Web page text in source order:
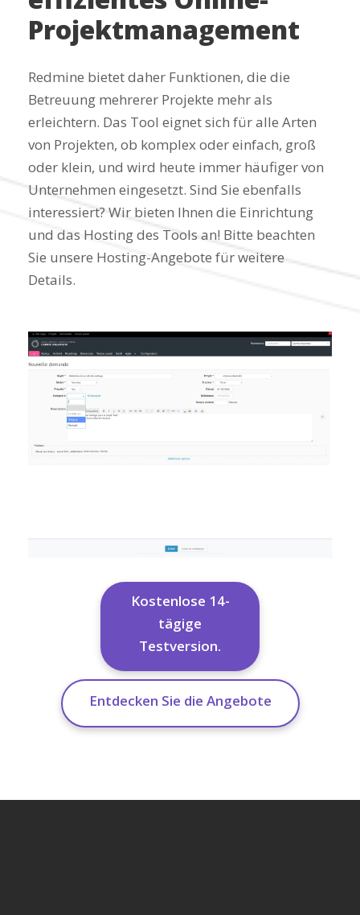
Projektmanagement
Redmine bietet daher Funktionen, die die
Betreuung mehrerer Projekte mehr als
erleichtern. Das Tool eignet sich für alle Arten
von Projekten, ob komplex oder einfach, groß
oder klein, und wird heute immer häufiger von
Unternehmen eingesetzt. Sind Sie ebenfalls
interessiert? Wir bieten Ihnen die Einrichtung
und das Hosting des Tools an! Bitte beachten
Sie unsere Hosting-Angebote für weitere
Details.
Kostenlose 14-
tägige
Testversion.
Entdecken Sie die Angebote